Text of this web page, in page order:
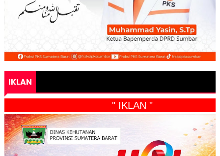
IKLAN
" IKLAN "